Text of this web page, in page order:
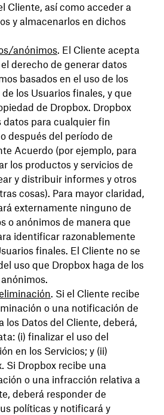
Cliente, así como acceder a
y almacenarlos en dichos
anónimos. El Cliente acepta
derecho de generar datos
basados en el uso de los
los Usuarios finales, y que
de Dropbox. Dropbox
datos para cualquier fin
después del período de
Acuerdo (por ejemplo, para
los productos y servicios de
y distribuir informes y otros
cosas). Para mayor claridad,
externamente ninguno de
o anónimos de manera que
identificar razonablemente
finales. El Cliente no se
uso que Dropbox haga de los
. Si el Cliente recibe
o una notificación de
los Datos del Cliente, deberá,
(i) finalizar el uso del
en los Servicios; y (ii)
Si Dropbox recibe una
o una infracción relativa a
deberá responder de
políticas y notificará y